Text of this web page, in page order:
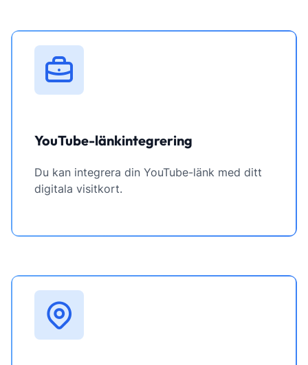
YouTube-länkintegrering
Du kan integrera din YouTube-länk med ditt
digitala visitkort.